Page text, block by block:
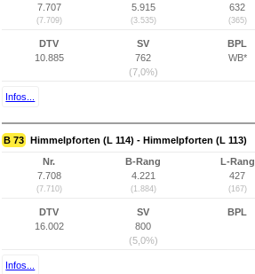
7.707
(7.709)
5.915
(3.535)
632
(365)
DTV
10.885
SV
762
(7,0%)
BPL
WB*
Infos...
B 73 Himmelpforten (L 114) - Himmelpforten (L 113)
Nr.
7.708
(7.710)
B-Rang
4.221
(1.884)
L-Rang
427
(167)
DTV
16.002
SV
800
(5,0%)
BPL
Infos...